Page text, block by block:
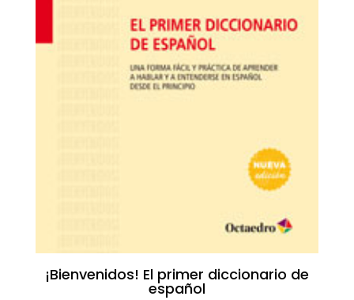
¡Bienvenidos! El primer diccionario de
español